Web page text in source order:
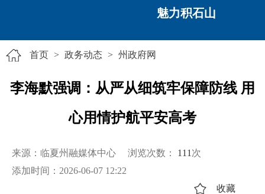
魅力积石山
首页 > 政务动态 > 州政府网
李海默强调：从严从细筑牢保障防线 用
心用情护航平安高考
来源：临夏州融媒体中心 浏览次数： 111 次
添加时间：2026-06-07 12:22
收藏